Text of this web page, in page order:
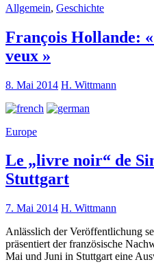
Allgemein, Geschichte
François Hollande:
veux »
8. Mai 2014 H. Wittmann
Europe
Le „livre noir“ de
Stuttgart
7. Mai 2014 H. Wittmann
Anlässlich der Veröffentlichung
präsentiert der französische
Mai und Juni in Stuttgart eine